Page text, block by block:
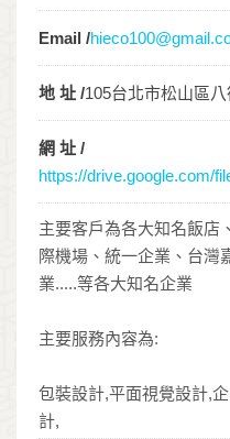
Email /
地 址 /105台北市松山區
網 址 /
https://drive.google.com/
主要客戶為各大知名飯店
際機場、統一企業、台灣
業.....等各大知名企業
主要服務內容為:
包裝設計,平面視覺設計,
計,